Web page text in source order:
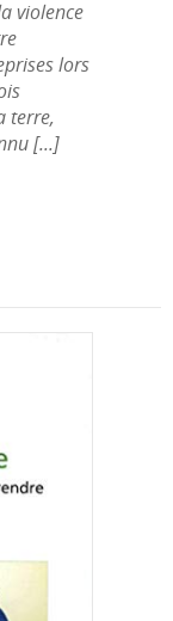
violence
lors
terre,
[...]